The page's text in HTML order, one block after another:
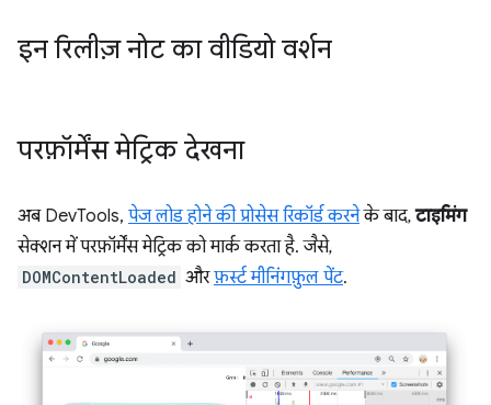
इन रिलीज़ नोट का वीडियो वर्शन
परफ़ॉर्मेंस मेट्रिक देखना
अब DevTools, पेज लोड होने की प्रोसेस रिकॉर्ड करनेके बाद,टाइमिंग
सेक्शन में परफ़ॉर्मेंस मेट्रिक को मार्क करता है. जैसे,
DOMContentLoaded औरफ़र्स्ट मीनिंगफ़ुल पेंट.